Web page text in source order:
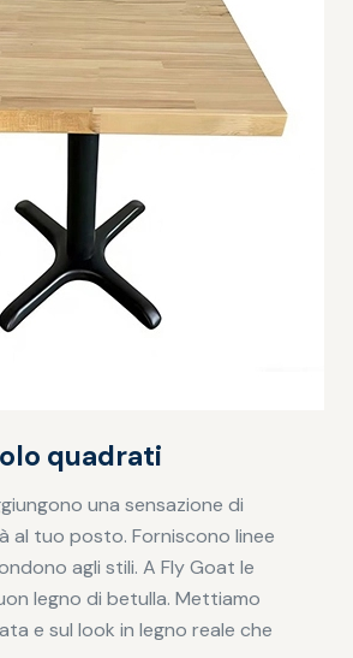
quadrati
una sensazione di
al tuo posto. Forniscono linee
agli stili. A Fly Goat le
legno di betulla. Mettiamo
e sul look in legno reale che